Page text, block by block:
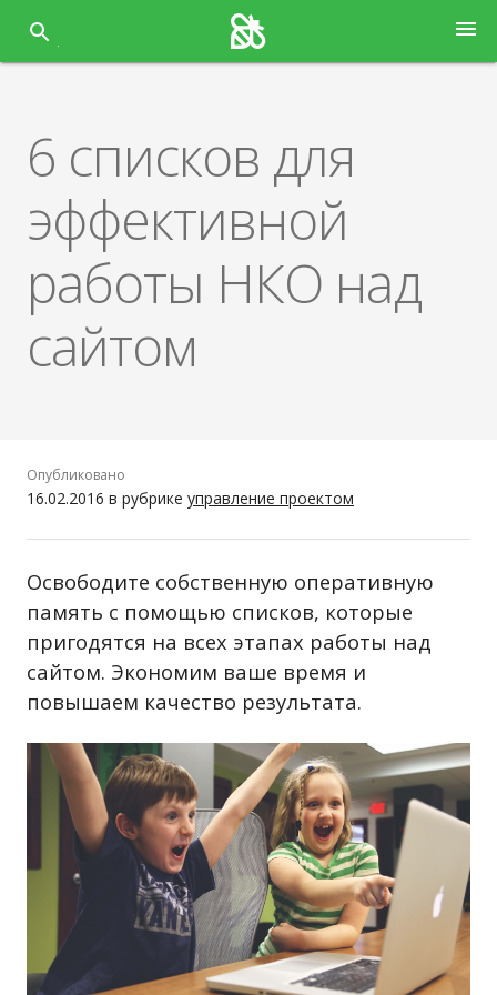
содержанию
menu
6 списков для
эффективной
работы НКО над
сайтом
Опубликовано
16.02.2016 в рубрике управление проектом
Освободите собственную оперативную
память с помощью списков, которые
пригодятся на всех этапах работы над
сайтом. Экономим ваше время и
повышаем качество результата.